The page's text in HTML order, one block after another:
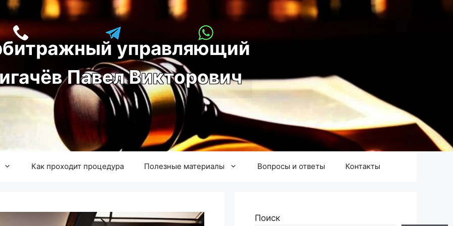
управляющий
игачёв Павел Викторович
Как проходит процедура Полезные материалы Вопросы и ответы Контакты
Поиск